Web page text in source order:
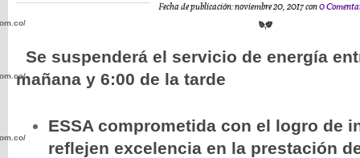
Fecha de publicación: noviembre 20, 2017 con0
Se suspenderá el servicio de energía
mañana y 6:00 de la tarde
ESSA comprometida con el logro de
reflejen excelencia en la prestación
wp-
wp-
wp-